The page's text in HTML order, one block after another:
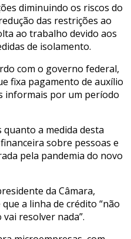
diminuindo os riscos do
das restrições ao
ao trabalho devido aos
de isolamento.
com o governo federal,
fixa pagamento de auxílio
informais por um período
a medida desta
sobre pessoas e
pela pandemia do novo
da Câmara,
a linha de crédito “não
vai resolver nada”.